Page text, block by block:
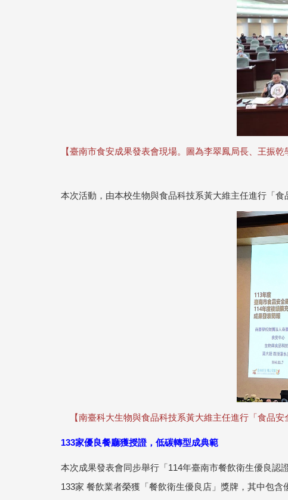
【臺南市食安成果發表會現場。圖為李翠鳳局長、王振
本次活動，由本校生物與食品科技系黃大維主任進行「
【南臺科大生物與食品科技系黃大維主任進行「食品
133家優良餐廳獲授證，低碳轉型成典範
本次成果發表會同步舉行「114年臺南市餐飲衛生優良
133家 餐飲業者榮獲「餐飲衛生優良店」獎牌，其中包